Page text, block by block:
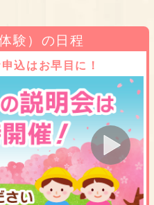
験）の日程
込はお早目に！